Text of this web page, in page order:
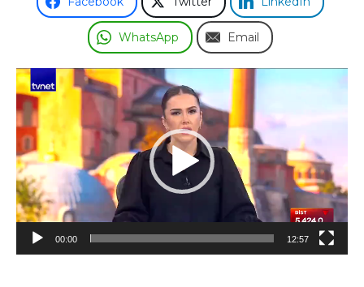
WhatsApp Email
Video
oynatıcı
00:00 12:57